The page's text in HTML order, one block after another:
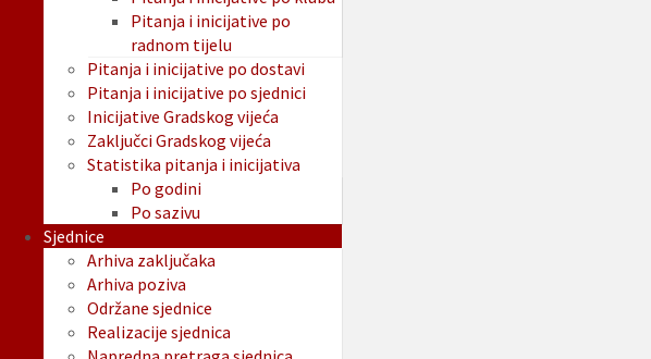
Pitanja i inicijative po
radnom tijelu
Pitanja i inicijative po dostavi
Pitanja i inicijative po sjednici
Inicijative Gradskog vijeća
Zaključci Gradskog vijeća
Statistika pitanja i inicijativa
Po godini
Po sazivu
Sjednice
Arhiva zaključaka
Arhiva poziva
Održane sjednice
Realizacije sjednica